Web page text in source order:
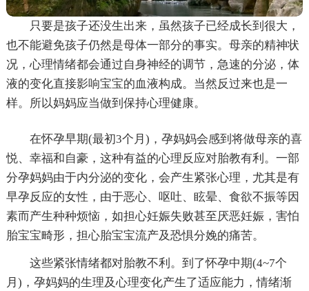
只要是孩子还没生出来，虽然孩子已经成长到很大，
也不能避免孩子仍然是母体一部分的事实。母亲的精神状
况，心理情绪都会通过自身神经的调节，急速的分泌，体
液的变化直接影响宝宝的血液构成。当然反过来也是一
样。所以妈妈应当做到保持心理健康。
在怀孕早期(最初3个月)，孕妈妈会感到将做母亲的喜
悦、幸福和自豪，这种有益的心理反应对胎教有利。一部
分孕妈妈由于内分泌的变化，会产生紧张心理，尤其是有
早孕反应的女性，由于恶心、呕吐、眩晕、食欲不振等因
素而产生种种烦恼，如担心妊娠失败甚至厌恶妊娠，害怕
胎宝宝畸形，担心胎宝宝流产及恐惧分娩的痛苦。
这些紧张情绪都对胎教不利。到了怀孕中期(4~7个
月)，孕妈妈的生理及心理变化产生了适应能力，情绪渐